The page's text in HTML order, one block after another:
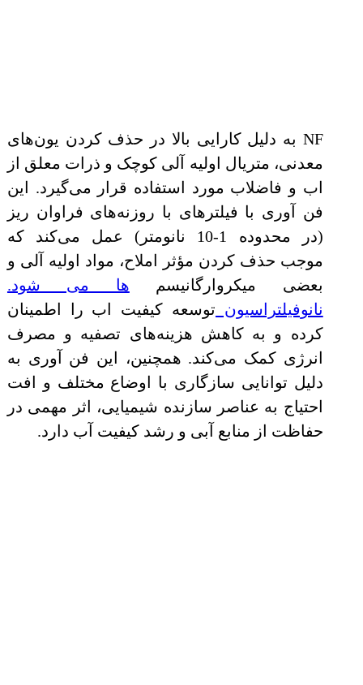
NF به دلیل کارایی بالا در حذف کردن یون‌های
معدنی، متریال اولیه آلی کوچک و ذرات معلق از
اب و فاضلاب مورد استفاده قرار می‌گیرد. این
فن آوری با فیلترهای با روزنه‌های فراوان ریز
(در محدوده 1-10 نانومتر) عمل می‌کند که
موجب حذف کردن مؤثر املاح، مواد اولیه آلی و
بعضی میکروارگانیسم‌ ها می شود.
نانوفیلتراسیون توسعه کیفیت اب را اطمینان
کرده و به کاهش هزینه‌های تصفیه و مصرف
انرژی کمک می‌کند. همچنین، این فن آوری به
دلیل توانایی سازگاری با اوضاع مختلف و افت
احتیاج به عناصر سازنده شیمیایی، اثر مهمی در
حفاظت از منابع آبی و رشد کیفیت آب دارد.